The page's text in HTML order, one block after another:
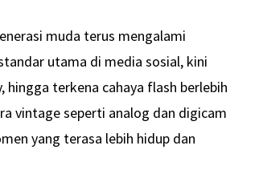
muda terus mengalami
utama di media sosial, kini
terkena cahaya flash berlebih
vintage seperti analog dan digicam
yang terasa lebih hidup dan